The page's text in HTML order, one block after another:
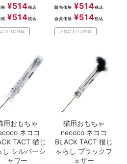
格 ¥514税込
格 ¥514税込
に入りに登録
販売価格 ¥514税込
会員価格 ¥514税込
お気に入りに登録
用おもちゃ
ネココ
TACT 猫じ
し シルバーシ
ャワー
猫用おもちゃ
necoco ネココ
BLACK TACT 猫じ
ゃらし ブラックフ
ェザー